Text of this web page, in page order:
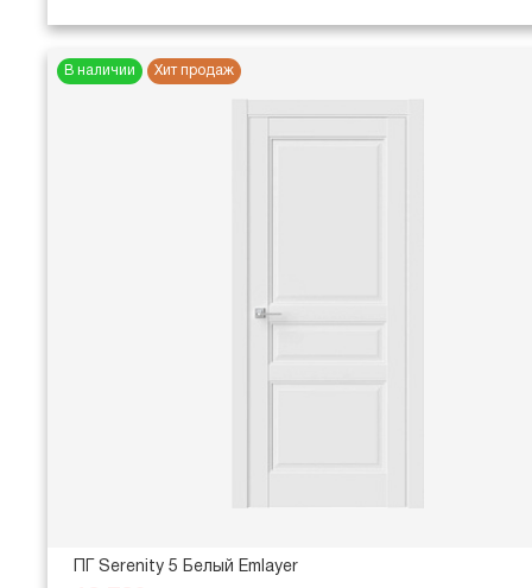
В наличии Хит продаж
ПГ Serenity 5 Белый Emlayer